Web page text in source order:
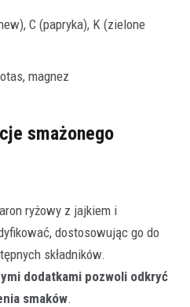
C (papryka), K (zielone
magnez
smażonego
ryżowy z jajkiem i
dostosowując go do
składników.
dodatkami pozwoli odkryć
smaków.